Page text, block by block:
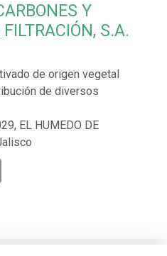
Y
S.A.
de origen vegetal
de diversos
EL HUMEDO DE